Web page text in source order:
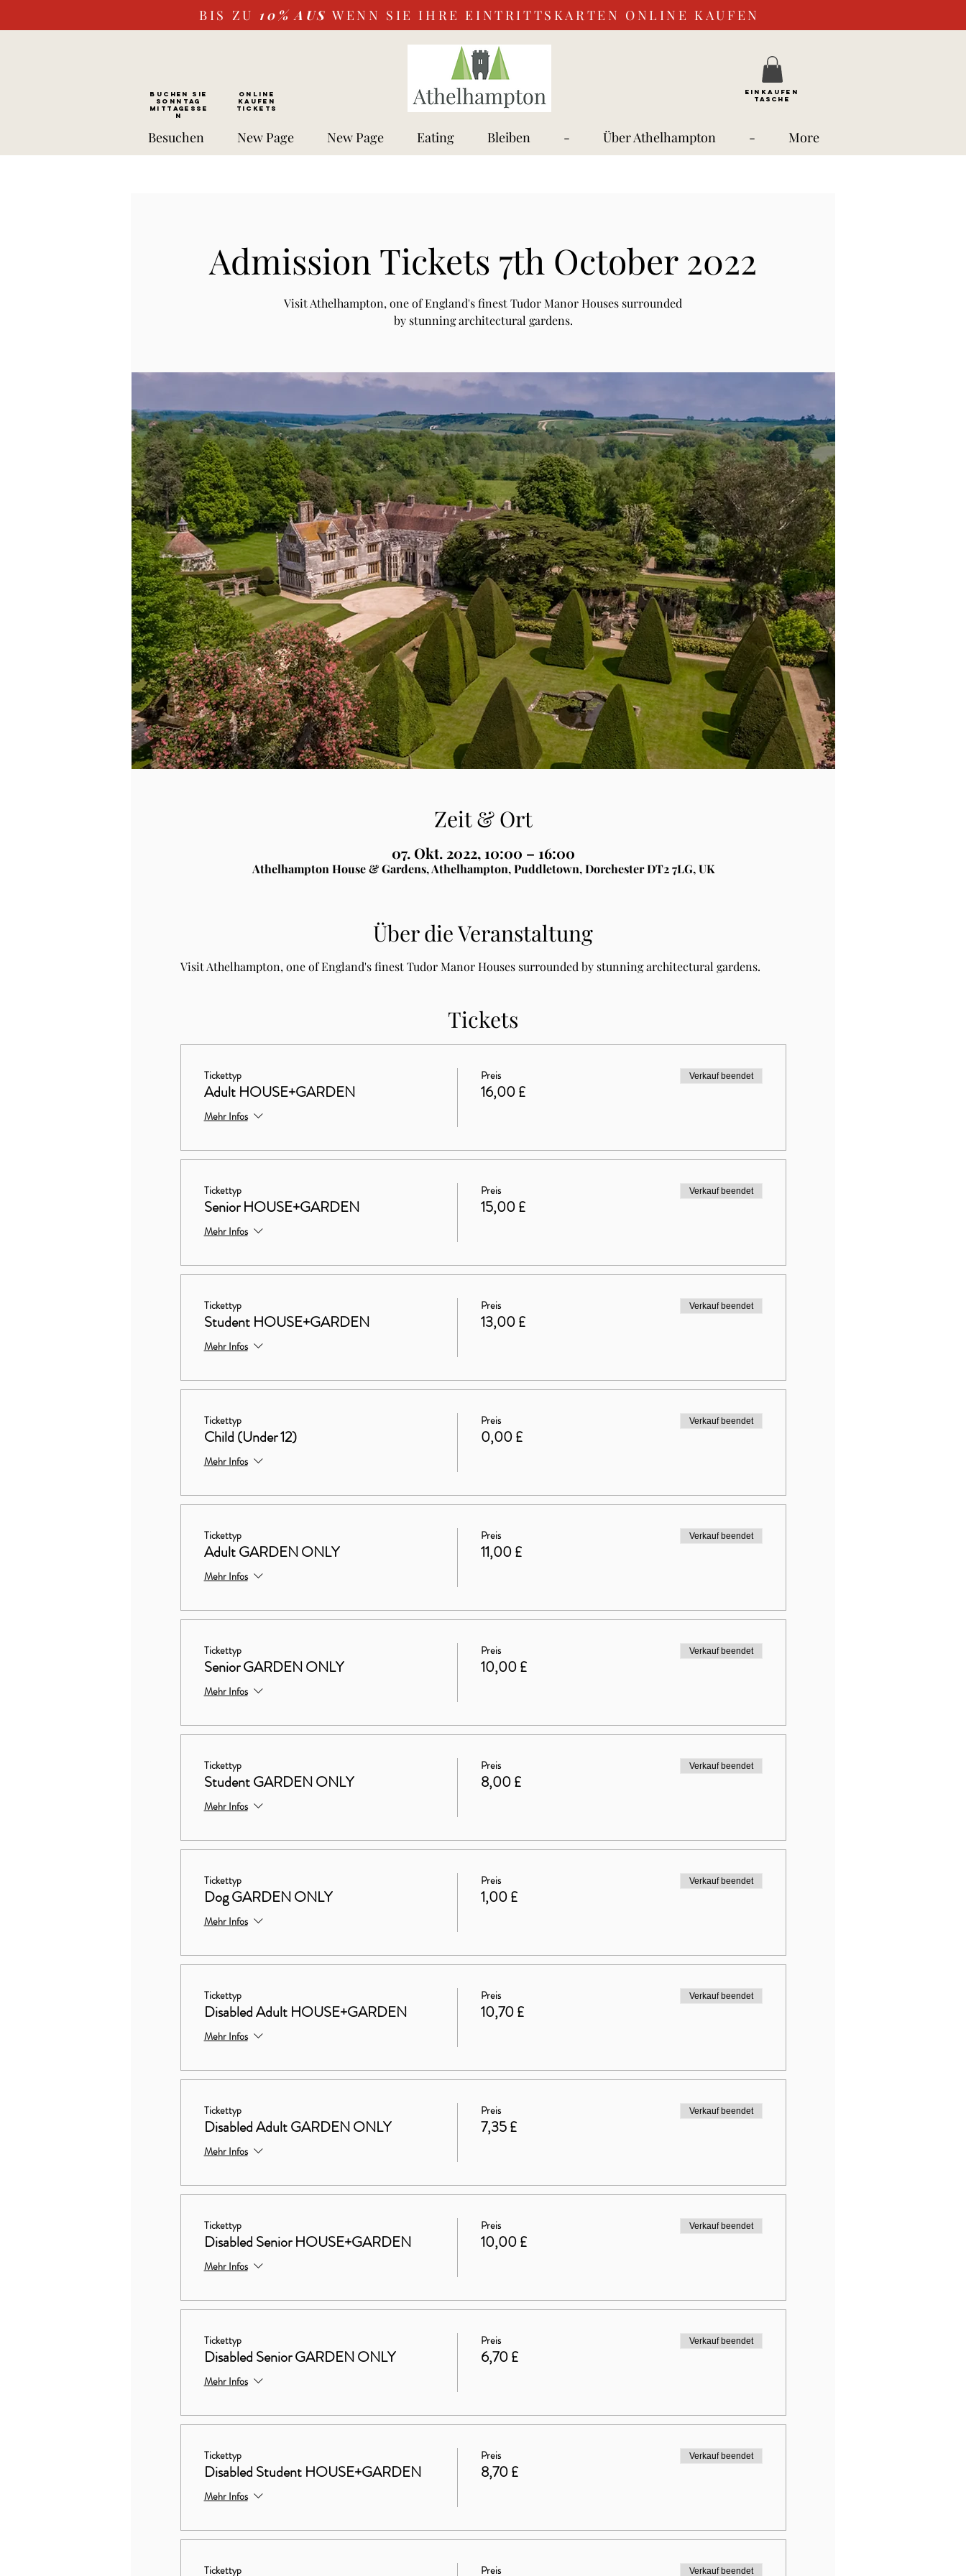
BIS ZU 10% AUS WENN SIE IHRE EINTRITTSKARTEN ONLINE KAUFEN
BUCHEN SIE
SONNTAG
Mittagesse
n
ONLINE
kaufen
Tickets
EINKAUFEN
TASCHE
Besuchen New Page New Page Eating Bleiben - Über Athelhampton - More
Admission Tickets 7th October 2022
Visit Athelhampton, one of England's finest Tudor Manor Houses surrounded
by stunning architectural gardens.
Zeit & Ort
07. Okt. 2022, 10:00 – 16:00
Athelhampton House & Gardens, Athelhampton, Puddletown, Dorchester DT2 7LG, UK
Über die Veranstaltung
Visit Athelhampton, one of England's finest Tudor Manor Houses surrounded by stunning architectural gardens.
Tickets
Tickettyp
Adult HOUSE+GARDEN
Mehr Infos
Preis
16,00 £
Verkauf beendet
Tickettyp
Senior HOUSE+GARDEN
Mehr Infos
Preis
15,00 £
Verkauf beendet
Tickettyp
Student HOUSE+GARDEN
Mehr Infos
Preis
13,00 £
Verkauf beendet
Tickettyp
Child (Under 12)
Mehr Infos
Preis
0,00 £
Verkauf beendet
Tickettyp
Adult GARDEN ONLY
Mehr Infos
Preis
11,00 £
Verkauf beendet
Tickettyp
Senior GARDEN ONLY
Mehr Infos
Preis
10,00 £
Verkauf beendet
Tickettyp
Student GARDEN ONLY
Mehr Infos
Preis
8,00 £
Verkauf beendet
Tickettyp
Dog GARDEN ONLY
Mehr Infos
Preis
1,00 £
Verkauf beendet
Tickettyp
Disabled Adult HOUSE+GARDEN
Mehr Infos
Preis
10,70 £
Verkauf beendet
Tickettyp
Disabled Adult GARDEN ONLY
Mehr Infos
Preis
7,35 £
Verkauf beendet
Tickettyp
Disabled Senior HOUSE+GARDEN
Mehr Infos
Preis
10,00 £
Verkauf beendet
Tickettyp
Disabled Senior GARDEN ONLY
Mehr Infos
Preis
6,70 £
Verkauf beendet
Tickettyp
Disabled Student HOUSE+GARDEN
Mehr Infos
Preis
8,70 £
Verkauf beendet
Tickettyp Preis Verkauf beendet